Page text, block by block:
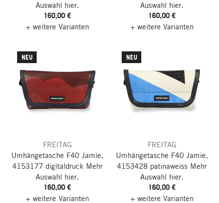
Auswahl hier.
160,00 €
+ weitere Varianten
Auswahl hier.
160,00 €
+ weitere Varianten
NEU
FREITAG
Umhängetasche F40 Jamie,
4153177 digitaldruck Mehr
Auswahl hier.
160,00 €
+ weitere Varianten
NEU
FREITAG
Umhängetasche F40 Jamie,
4153428 patinaweiss Mehr
Auswahl hier.
160,00 €
+ weitere Varianten